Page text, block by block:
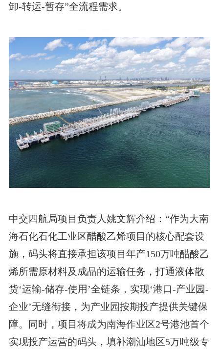
卸-转运-暂存”全流程需求。
中交四航局项目负责人姚文辉介绍：“作为大南
海石化石化工业区醋酸乙烯项目的核心配套设
施，码头将直接承担该项目年产150万吨醋酸乙
烯所需原材料及成品的运输任务，打通液体散
货‘运输-储存-使用’全链条，实现‘港口-产业园-
企业’无缝衔接，为产业园按期投产提供关键保
障。同时，项目将成为南海作业区2号港池首个
实现投产运营的码头，填补潮汕地区5万吨级专